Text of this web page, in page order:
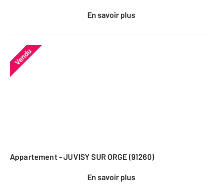
En savoir plus
Vendu
Appartement - JUVISY SUR ORGE (91260)
En savoir plus